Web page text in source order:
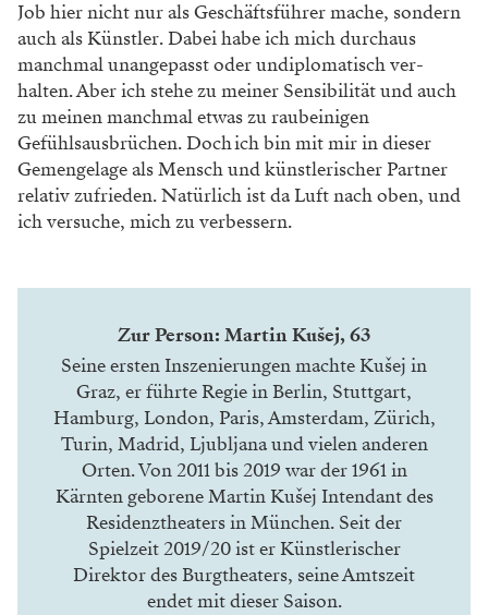
Job hier nicht nur als Geschäftsführer mache, sondern
auch als Künstler. Dabei habe ich mich durchaus
manchmal unangepasst oder undiplomatisch ver­
halten. Aber ich stehe zu meiner Sensibilität und auch
zu meinen manchmal etwas zu raubeinigen
Gefühlsausbrüchen. Doch ich bin mit mir in dieser
Gemengelage als Mensch und künstlerischer Partner
relativ zufrieden. Natürlich ist da Luft nach oben, und
ich versuche, mich zu verbessern.
Zur Person: Martin Kušej, 63
Seine ersten Inszenierungen machte Kušej in
Graz, er führte Regie in Berlin, Stuttgart,
Hamburg, London, Paris, Amsterdam, Zürich,
Turin, Madrid, Ljubljana und vielen anderen
Orten. Von 2011 bis 2019 war der 1961 in
Kärnten geborene Martin Kušej Intendant des
Residenztheaters in München. Seit der
Spielzeit 2019/20 ist er Künstlerischer
Direktor des Burgtheaters, seine Amtszeit
endet mit dieser Saison.